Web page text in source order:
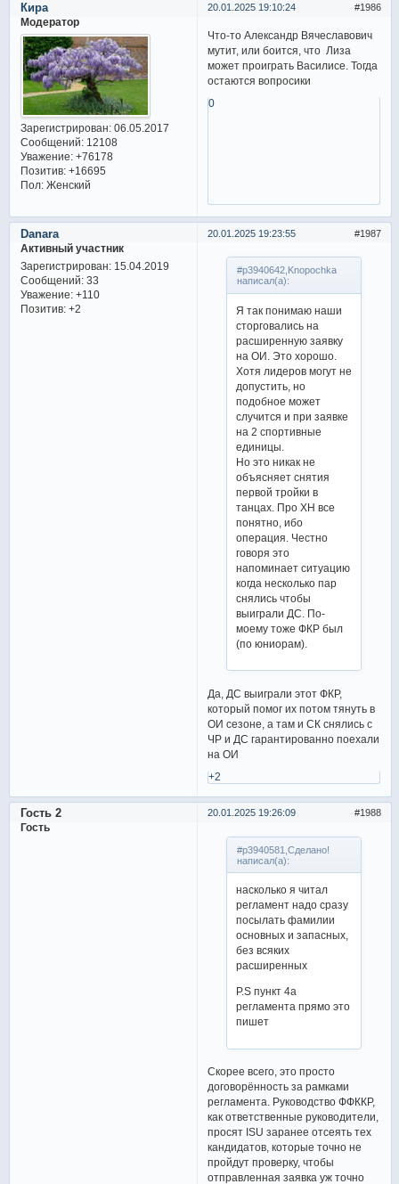
1986
20.01.2025 19:10:24
Кира
Модератор
Зарегистрирован: 06.05.2017
Сообщений:12108
Уважение: +76178
Позитив: +16695
Пол:Женский
Что-то Александр Вячеславович
мутит, или боится, что Лиза
может проиграть Василисе. Тогда
остаются вопросики
0
1987
20.01.2025 19:23:55
Danara
Активный участник
Зарегистрирован: 15.04.2019
Сообщений:33
Уважение: +110
Позитив: +2
#p3940642,Knopochka
написал(а):
Я так понимаю наши
сторговались на
расширенную заявку
на ОИ. Это хорошо.
Хотя лидеров могут не
допустить, но
подобное может
случится и при заявке
на 2 спортивные
единицы.
Но это никак не
объясняет снятия
первой тройки в
танцах. Про ХН все
понятно, ибо
операция. Честно
говоря это
напоминает ситуацию
когда несколько пар
снялись чтобы
выиграли ДС. По-
моему тоже ФКР был
(по юниорам).
Да, ДС выиграли этот ФКР,
который помог их потом тянуть в
ОИ сезоне, а там и СК снялись с
ЧР и ДС гарантированно поехали
на ОИ
+2
1988
20.01.2025 19:26:09
Гость 2
Гость
#p3940581,Сделано!
написал(а):
насколько я читал
регламент надо сразу
посылать фамилии
основных и запасных,
без всяких
расширенных
P.S пункт 4a
регламента прямо это
пишет
Скорее всего, это просто
договорённость за рамками
регламента. Руководство ФФККР,
как ответственные руководители,
просят ISU заранее отсеять тех
кандидатов, которые точно не
пройдут проверку, чтобы
отправленная заявка уж точно